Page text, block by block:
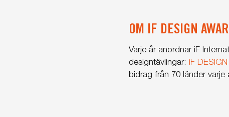
OM IF DESIGN
Varje år anordnar iF
designtävlingar:iF
bidrag från 70 länder varje